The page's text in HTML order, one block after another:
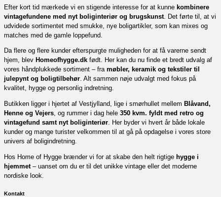
Efter kort tid mærkede vi en stigende interesse for at kunne kombinere
vintagefundene med nyt boliginteriør og brugskunst . Det førte til, at vi
udvidede sortimentet med smukke, nye boligartikler, som kan mixes og
matches med de gamle loppefund.
Da flere og flere kunder efterspurgte muligheden for at få varerne sendt
hjem, blev Homeofhygge.dk født. Her kan du nu finde et bredt udvalg af
vores håndplukkede sortiment – fra møbler, keramik og tekstiler til
julepynt og boligtilbehør. Alt sammen nøje udvalgt med fokus på
kvalitet, hygge og personlig indretning.
Butikken ligger i hjertet af Vestjylland, lige i smørhullet mellem Blåvand,
Henne og Vejers, og rummer i dag hele 350 kvm. fyldt med retro og
vintagefund samt nyt boliginteriør. Her byder vi hvert år både lokale
kunder og mange turister velkommen til at gå på opdagelse i vores store
univers af boligindretning.
Hos Home of Hygge brænder vi for at skabe den helt rigtige hygge i
hjemmet – uanset om du er til det unikke vintage eller det moderne
nordiske look.
Kontakt